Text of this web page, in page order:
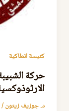
كنيسة انطاكية
حركة
د. جوزيف زيتون/